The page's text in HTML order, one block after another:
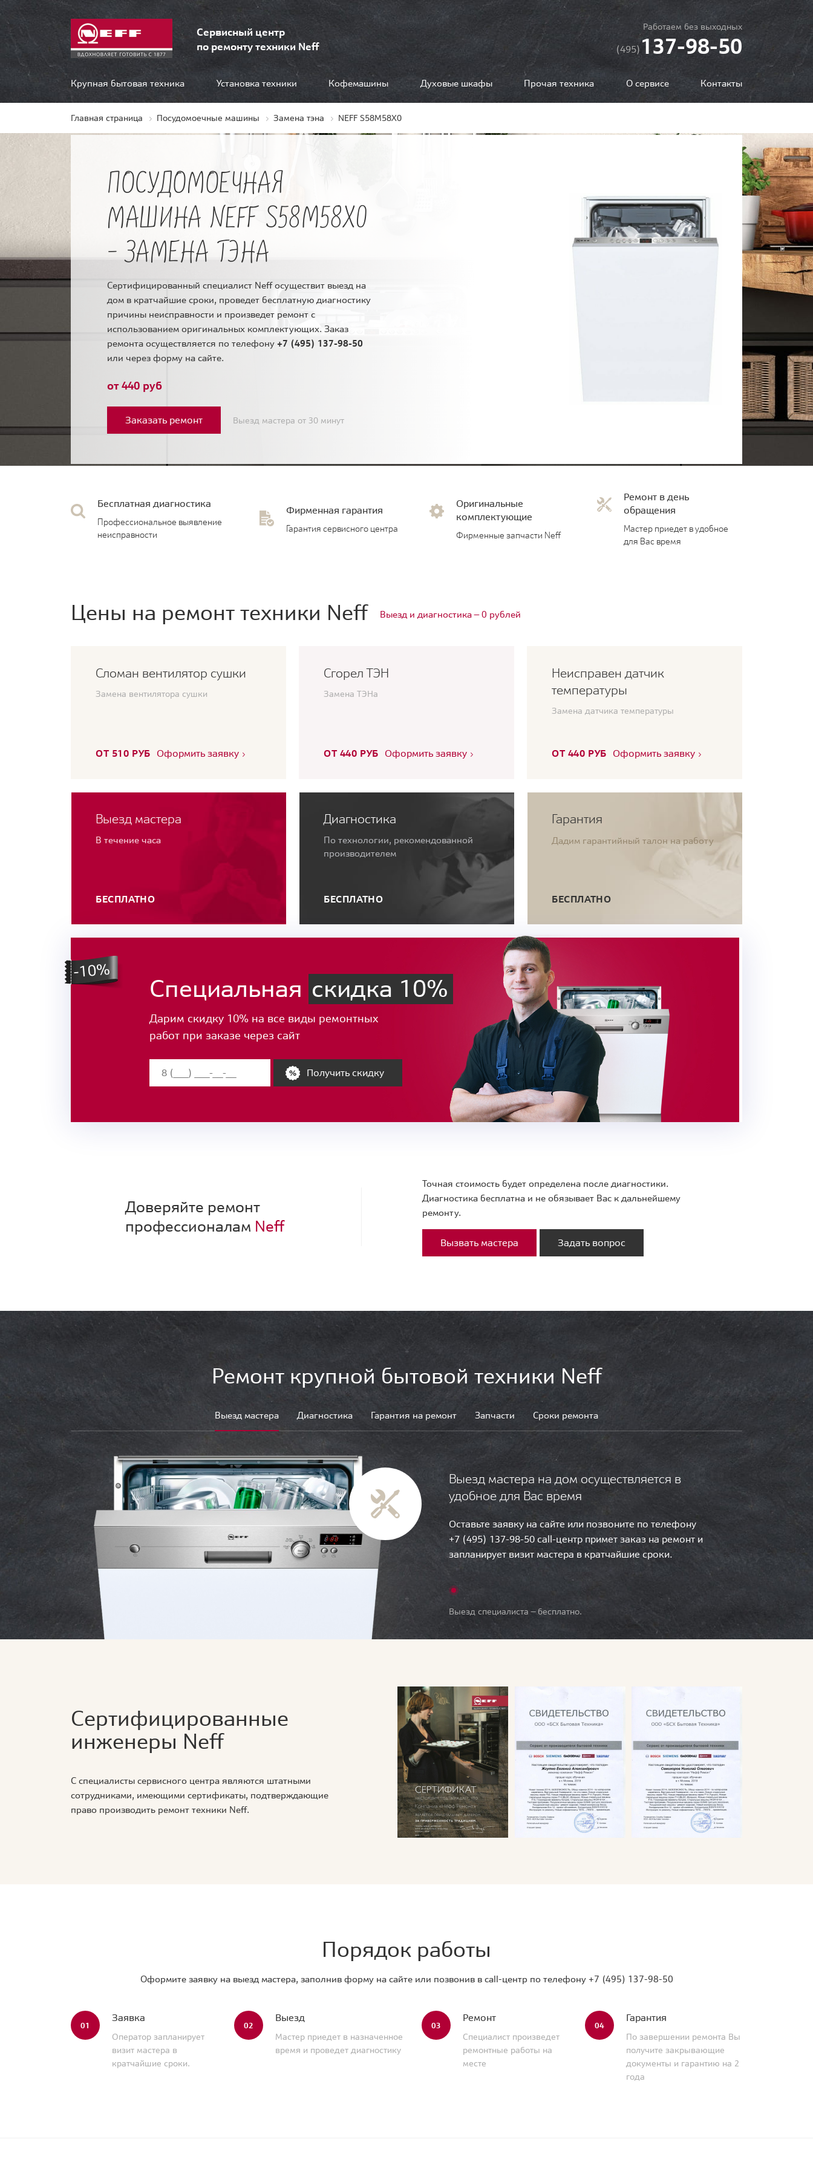
Сервисный центр
по ремонту техники Neff
Работаем без выходных
(495)137-98-50
Крупная бытовая техника Установка техники Кофемашины Духовые шкафы Прочая техника О сервисе Контакты
Главная страница Посудомоечные машины Замена тэна NEFF S58M58X0
ПОСУДОМОЕЧНАЯ
МАШИНА NEFF S58M58X0
- ЗАМЕНА ТЭНА
Сертифицированный специалист Neff осуществит выезд на
дом в кратчайшие сроки, проведет бесплатную диагностику
причины неисправности и произведет ремонт с
использованием оригинальных комплектующих. Заказ
ремонта осуществляется по телефону +7 (495) 137-98-50
или через форму на сайте.
от 440 руб
Заказать ремонт Выезд мастера от 30 минут
Бесплатная диагностика
Профессиональное выявление
неисправности
Фирменная гарантия
Гарантия сервисного центра
Оригинальные
комплектующие
Фирменные запчасти Neff
Ремонт в день
обращения
Мастер приедет в удобное
для Вас время
Цены на ремонт техники Neff Выезд и диагностика — 0 рублей
Сломан вентилятор сушки
Замена вентилятора сушки
ОТ 510 РУБ Оформить заявку
Сгорел ТЭН
Замена ТЭНа
ОТ 440 РУБ Оформить заявку
Неисправен датчик
температуры
Замена датчика температуры
ОТ 440 РУБ Оформить заявку
Выезд мастера
В течение часа
БЕСПЛАТНО
Диагностика
По технологии, рекомендованной
производителем
БЕСПЛАТНО
Гарантия
Дадим гарантийный талон на работу
БЕСПЛАТНО
Специальная скидка 10%
Дарим скидку 10% на все виды ремонтных
работ при заказе через сайт
Получить скидку
Доверяйте ремонт
профессионалам Neff
Точная стоимость будет определена после диагностики.
Диагностика бесплатна и не обязывает Вас к дальнейшему
ремонту.
Вызвать мастера Задать вопрос
Ремонт крупной бытовой техники Neff
Выезд мастера Диагностика Гарантия на ремонт Запчасти Сроки ремонта
Выезд мастера на дом осуществляется в
удобное для Вас время
Оставьте заявку на сайте или позвоните по телефону
+7 (495) 137-98-50 call-центр примет заказ на ремонт и
запланирует визит мастера в кратчайшие сроки.
Выезд специалиста — бесплатно.
Сертифицированные
инженеры Neff
С специалисты сервисного центра являются штатными
сотрудниками, имеющими сертификаты, подтверждающие
право производить ремонт техники Neff.
Порядок работы
Оформите заявку на выезд мастера, заполнив форму на сайте или позвонив в call-центр по телефону +7 (495) 137-98-50
01
Заявка
Оператор запланирует
визит мастера в
кратчайшие сроки.
02
Выезд
Мастер приедет в назначенное
время и проведет диагностику
03
Ремонт
Специалист произведет
ремонтные работы на
месте
04
Гарантия
По завершении ремонта Вы
получите закрывающие
документы и гарантию на 2
года